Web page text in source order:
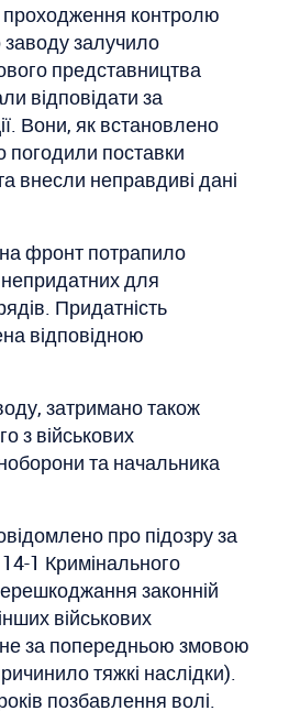
контролю
заводу залучило
представництва
відповідати за
Вони, як встановлено
погодили поставки
внесли неправдиві дані
фронт потрапило
для
Придатність
відповідною
затримано також
з військових
та начальника
про підозру за
1 Кримінального
законній
військових
за попередньою змовою
тяжкі наслідки).
позбавлення волі.